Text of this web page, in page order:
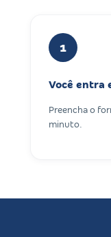
1
Você entra
Preencha o
minuto.